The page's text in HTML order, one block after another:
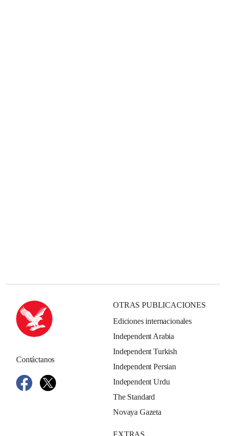
Contáctanos
OTRAS PUBLICACIONES
Ediciones internacionales
Independent Arabia
Independent Turkish
Independent Persian
Independent Urdu
The Standard
Novaya Gazeta
EXTRAS